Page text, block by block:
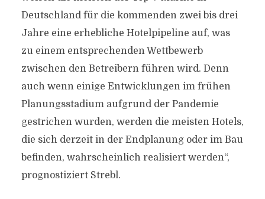
Deutschland für die kommenden zwei bis drei
Jahre eine erhebliche Hotelpipeline auf, was
zu einem entsprechenden Wettbewerb
zwischen den Betreibern führen wird. Denn
auch wenn einige Entwicklungen im frühen
Planungsstadium aufgrund der Pandemie
gestrichen wurden, werden die meisten Hotels,
die sich derzeit in der Endplanung oder im Bau
befinden, wahrscheinlich realisiert werden“,
prognostiziert Strebl.